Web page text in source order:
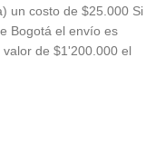
un costo de $25.000 Si
Bogotá el envío es
de $1'200.000 el